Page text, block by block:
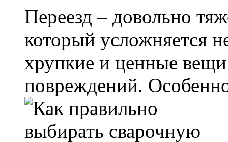
Переезд – довольно
который усложняется
хрупкие и ценные
повреждений.